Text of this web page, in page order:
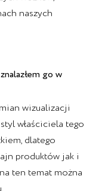
naszych
go w
wizualizacji
właściciela tego
dlatego
produktów jak i
ten temat można